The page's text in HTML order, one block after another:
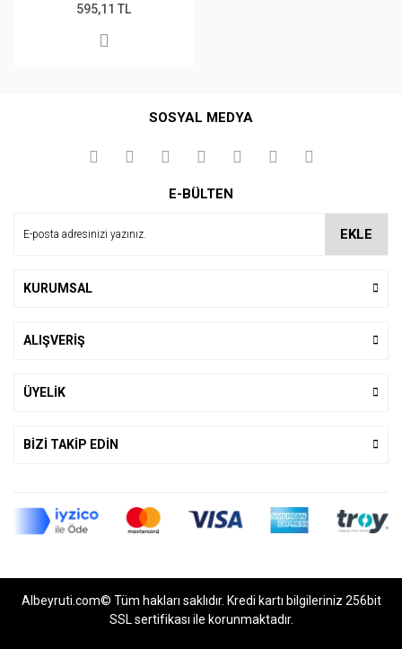
595,11 TL
SOSYAL MEDYA
E-BÜLTEN
EKLE
KURUMSAL
ALIŞVERİŞ
ÜYELİK
BİZİ TAKİP EDİN
Albeyruti.com© Tüm hakları saklıdır. Kredi kartı bilgileriniz 256bit
SSL sertifikası ile korunmaktadır.